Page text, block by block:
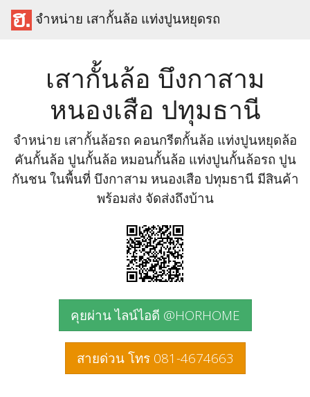
จำหน่าย เสากั้นล้อ แท่งปูนหยุดรถ
เสากั้นล้อ บึงกาสาม
หนองเสือ ปทุมธานี
จำหน่าย เสากั้นล้อรถ คอนกรีตกั้นล้อ แท่งปูนหยุดล้อ
คันกั้นล้อ ปูนกั้นล้อ หมอนกั้นล้อ แท่งปูนกั้นล้อรถ ปูน
กันชน ในพื้นที่ บึงกาสาม หนองเสือ ปทุมธานี มีสินค้า
พร้อมส่ง จัดส่งถึงบ้าน
คุยผ่าน ไลน์ไอดี @HORHOME
สายด่วน โทร 081-4674663